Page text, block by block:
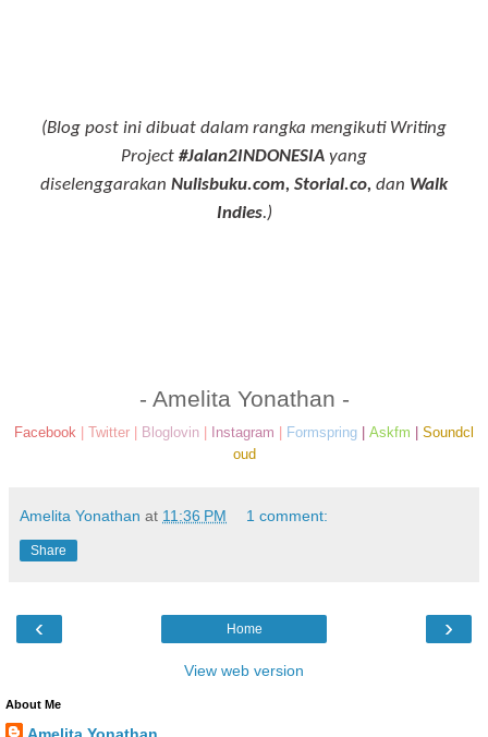
(Blog post ini dibuat dalam rangka mengikuti Writing
Project #Jalan2INDONESIA yang
diselenggarakan Nulisbuku.com, Storial.co, dan Walk
Indies.)
- Amelita Yonathan -
Facebook Twitter Bloglovin Instagram Formspring Askfm
Soundcl
oud
Amelita Yonathan at 11:36 PM 1 comment:
Share
‹ ›
Home
View web version
About Me